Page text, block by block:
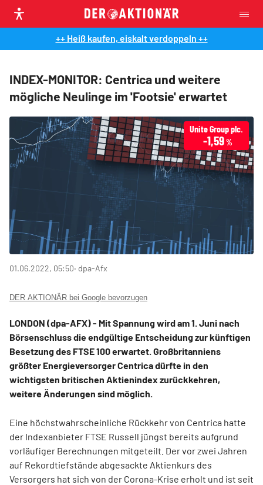
++ Heiß kaufen, eiskalt verdoppeln ++
INDEX-MONITOR: Centrica und weitere
mögliche Neulinge im 'Footsie' erwartet
Unite Group plc.
-1,59 %
01.06.2022, 05:50‧ dpa-Afx
DER AKTIONÄR bei Google bevorzugen
LONDON (dpa-AFX) - Mit Spannung wird am 1. Juni nach
Börsenschluss die endgültige Entscheidung zur künftigen
Besetzung des FTSE 100erwartet. Großbritanniens
größter Energieversorger Centricadürfte in den
wichtigsten britischen Aktienindex zurückkehren,
weitere Änderungen sind möglich.
Eine höchstwahrscheinliche Rückkehr von Centrica hatte
der Indexanbieter FTSE Russell jüngst bereits aufgrund
vorläufiger Berechnungen mitgeteilt. Der vor zwei Jahren
auf Rekordtiefstände abgesackte Aktienkurs des
Versorgers hat sich von der Corona-Krise erholt und ist seit